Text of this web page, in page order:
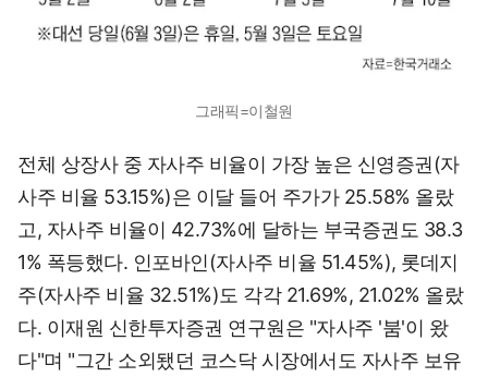
그래픽=이철원
전체 상장사 중 자사주 비율이 가장 높은 신영증권(자
사주 비율 53.15%)은 이달 들어 주가가 25.58% 올랐
고, 자사주 비율이 42.73%에 달하는 부국증권도 38.3
1% 폭등했다. 인포바인(자사주 비율 51.45%), 롯데지
주(자사주 비율 32.51%)도 각각 21.69%, 21.02% 올랐
다. 이재원 신한투자증권 연구원은 "자사주 '붐'이 왔
다"며 "그간 소외됐던 코스닥 시장에서도 자사주 보유